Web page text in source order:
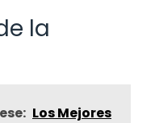
la
Los Mejores